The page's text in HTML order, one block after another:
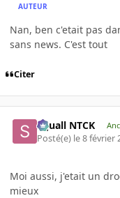
AUTEUR
Nan, ben c'etait pas
sans news. C'est tout
Citer
Squall NTCK
Posté(e) le 8 février
Moi aussi, j'etait un
mieux